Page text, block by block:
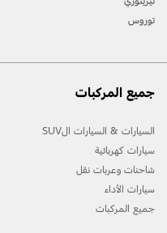
توروس
جميع المركبات
السيارات & السيارات الSUV
سيارات كهربائية
شاحنات وعربات نقل
سيارات الأداء
جميع المركبات